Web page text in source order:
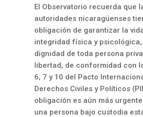
El Observatorio recuerda que
autoridades nicaragüenses
obligación de garantizar la
integridad física y psicológica,
dignidad de toda persona
libertad, de conformidad con
6, 7 y 10 del Pacto
Derechos Civiles y Políticos
obligación es aún más
una persona bajo custodia